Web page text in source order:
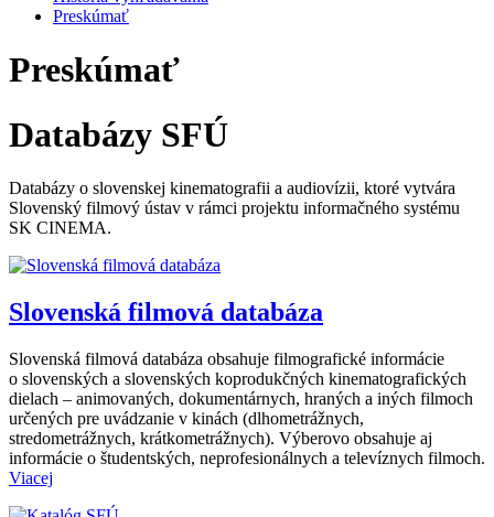
Preskúmať
Preskúmať
Databázy SFÚ
Databázy o slovenskej kinematografii a audiovízii, ktoré vytvára
Slovenský filmový ústav v rámci projektu informačného systému
SK CINEMA.
Slovenská filmová databáza
Slovenská filmová databáza obsahuje filmografické informácie
o slovenských a slovenských koprodukčných kinematografických
dielach – animovaných, dokumentárnych, hraných a iných filmoch
určených pre uvádzanie v kinách (dlhometrážnych,
stredometrážnych, krátkometrážnych). Výberovo obsahuje aj
informácie o študentských, neprofesionálnych a televíznych filmoch.
Viacej